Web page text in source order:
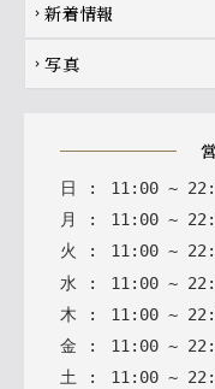
chevron_right 新着情報
chevron_right 写真
日 : 11 : 00 ~ 22 :
月
: 11: 00 ~ 22:
火
: 11: 00 ~ 22:
水 : 11 : 00 ~ 22 :
木 : 11 : 00 ~ 22 :
金 : 11 : 00 ~ 22 :
土 : 11 : 00 ~ 22 :